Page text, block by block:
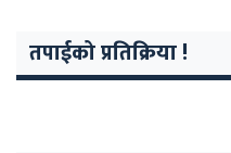
तपाईको प्रतिक्रिया !